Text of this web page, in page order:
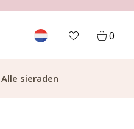
0
Alle sieraden